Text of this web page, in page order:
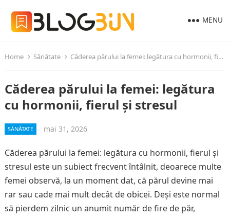
MENU
Home Sănătate Căderea părului la femei: legătura cu hormonii, fierul și stresul
Căderea părului la femei: legătura
cu hormonii, fierul și stresul
SĂNĂTATE mai 31, 2026
Căderea părului la femei: legătura cu hormonii, fierul și
stresul este un subiect frecvent întâlnit, deoarece multe
femei observă, la un moment dat, că părul devine mai
rar sau cade mai mult decât de obicei. Deși este normal
să pierdem zilnic un anumit număr de fire de păr,